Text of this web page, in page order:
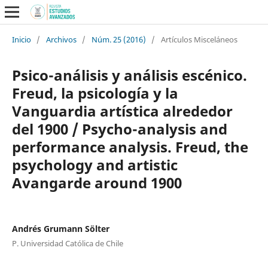
Inicio / Archivos / Núm. 25 (2016) / Artículos Misceláneos
Psico-análisis y análisis escénico.
Freud, la psicología y la
Vanguardia artística alrededor
del 1900 / Psycho-analysis and
performance analysis. Freud, the
psychology and artistic
Avangarde around 1900
Andrés Grumann Sölter
P. Universidad Católica de Chile